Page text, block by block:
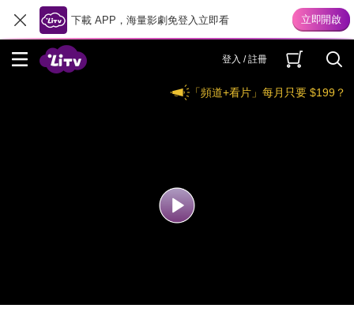
下載 APP，海量影劇免登入立即看
登入 / 註冊
「頻道+看片」每月只要 $199？